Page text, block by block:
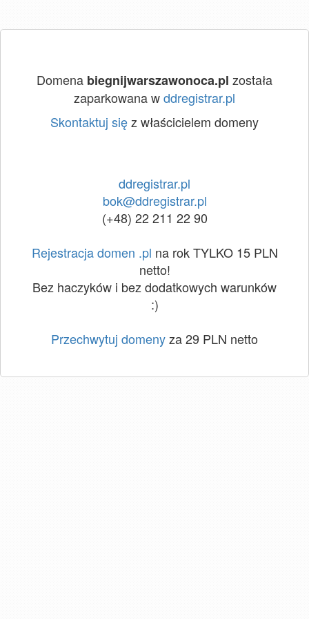
Domena biegnijwarszawonoca.pl została
zaparkowana wddregistrar.pl
Skontaktuj sięz właścicielem domeny
ddregistrar.pl
bok@ddregistrar.pl
(+48) 22 211 22 90
Rejestracja domen .pl na rok TYLKO 15 PLN
netto!
Bez haczyków i bez dodatkowych warunków
:)
Przechwytuj domenyza 29 PLN netto